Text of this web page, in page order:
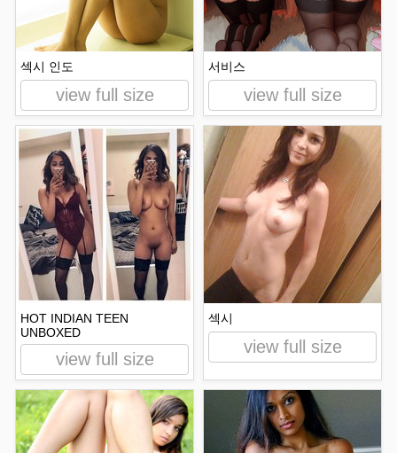
섹시 인도
view full size
서비스
view full size
HOT INDIAN TEEN
UNBOXED
view full size
섹시
view full size